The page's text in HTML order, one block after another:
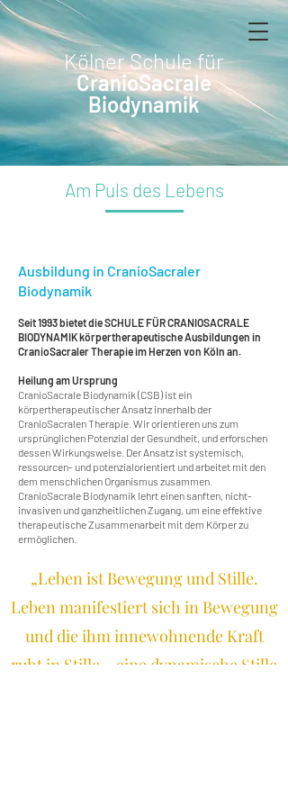
Kölner Schule für
CranioSacrale
Biodynamik
Am Puls des Lebens
Ausbildung in CranioSacraler
Biodynamik
Seit 1993 bietet die SCHULE FÜR CRANIOSACRALE
BIODYNAMIK körper­thera­peu­tische Ausbildungen in
Cranio­Sacraler Therapie im Herzen von Köln an.
Heilung am Ursprung
CranioSacrale Biodynamik (CSB) ist ein
körpertherapeutischer Ansatz innerhalb der
CranioSacralen Therapie. Wir orientieren uns zum
ursprünglichen Potenzial der Gesundheit, und erforschen
dessen Wirkungsweise. Der Ansatz ist systemisch,
ressourcen- und potenzialorientiert und arbeitet mit den
dem menschlichen Organismus zusammen.
CranioSacrale Biodynamik lehrt einen sanften, nicht-
invasiven und ganzheitlichen Zugang, um eine effektive
therapeutische Zusammenarbeit mit dem Körper zu
ermöglichen.
„Leben ist Bewegung und Stille.
Leben manifestiert sich in Bewegung
und die ihm innewohnende Kraft
ruht in Stille – eine dynamische Stille